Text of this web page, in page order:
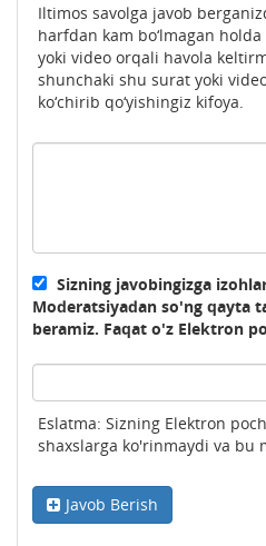
Iltimos savolga javob
harfdan kam bo‘lmagan
yoki video orqali havola
shunchaki shu surat yoki
ko‘chirib qo‘yishingiz kifoya.
Sizning javobingizga
Moderatsiyadan so'ng qayta
beramiz. Faqat o'z Elektron
Eslatma: Sizning Elektron
shaxslarga ko'rinmaydi va bu
Javob Berish